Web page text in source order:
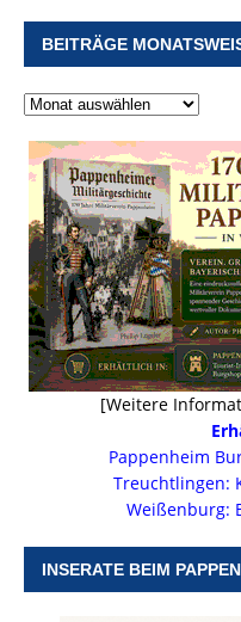
BEITRÄGE
[Weitere
Pappenheim
Treuchtlingen:
Weißenburg:
INSERATE BEIM